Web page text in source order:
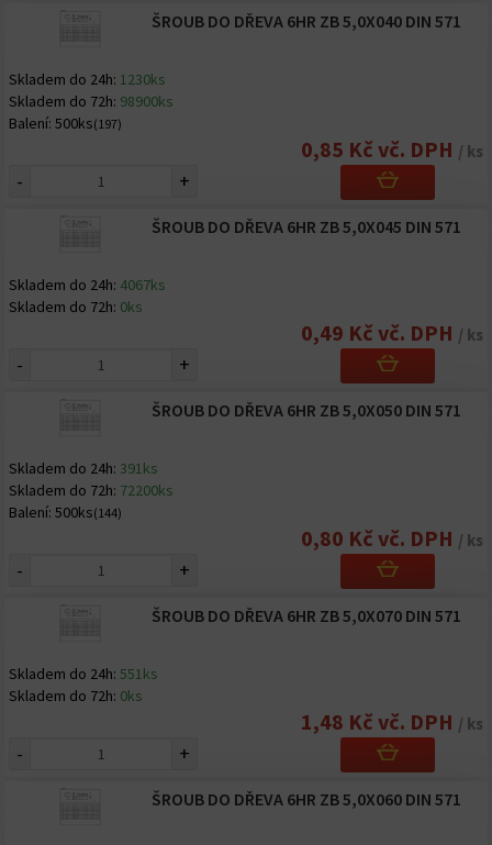
ŠROUB DO DŘEVA 6HR ZB 5,0X040 DIN 571
Skladem do 24h: 1230ks
Skladem do 72h: 98900ks
Balení: 500ks(197)
0,85 Kč vč. DPH / ks
- +
ŠROUB DO DŘEVA 6HR ZB 5,0X045 DIN 571
Skladem do 24h: 4067ks
Skladem do 72h: 0ks
0,49 Kč vč. DPH / ks
- +
ŠROUB DO DŘEVA 6HR ZB 5,0X050 DIN 571
Skladem do 24h: 391ks
Skladem do 72h: 72200ks
Balení: 500ks(144)
0,80 Kč vč. DPH / ks
- +
ŠROUB DO DŘEVA 6HR ZB 5,0X070 DIN 571
Skladem do 24h: 551ks
Skladem do 72h: 0ks
1,48 Kč vč. DPH / ks
- +
ŠROUB DO DŘEVA 6HR ZB 5,0X060 DIN 571